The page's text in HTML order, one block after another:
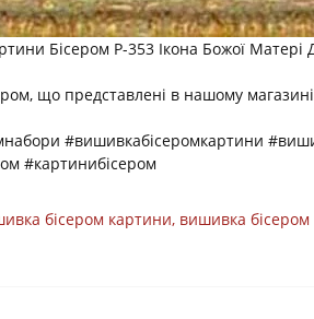
Бісером Р-353 Ікона Божої Матері
що представлені в нашому
#вишивкабісеромкартини
#картинибісером
бісером картини, вишивка бісером